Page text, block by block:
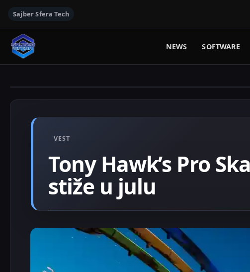
Sajber Sfera Tech
NEWS SOFTWARE
VEST
Tony Hawk’s Pro
stiže u julu